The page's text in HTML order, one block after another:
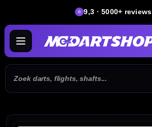
9,3 · 5000+ reviews